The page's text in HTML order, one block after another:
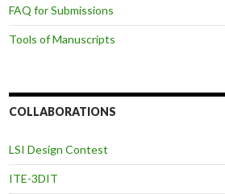
FAQ for Submissions
Tools of Manuscripts
COLLABORATIONS
LSI Design Contest
ITE-3DIT